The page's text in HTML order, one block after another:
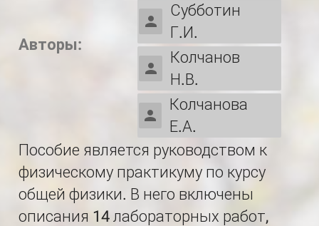
Авторы:
Субботин
Г.И.
Колчанов
Н.В.
Колчанова
Е.А.
Пособие является руководством к
физическому практикуму по курсу
общей физики. В него включены
описания 14 лабораторных работ,